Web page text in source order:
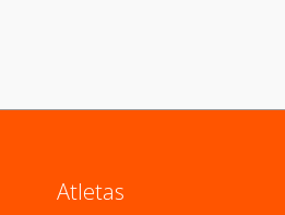
Atletas